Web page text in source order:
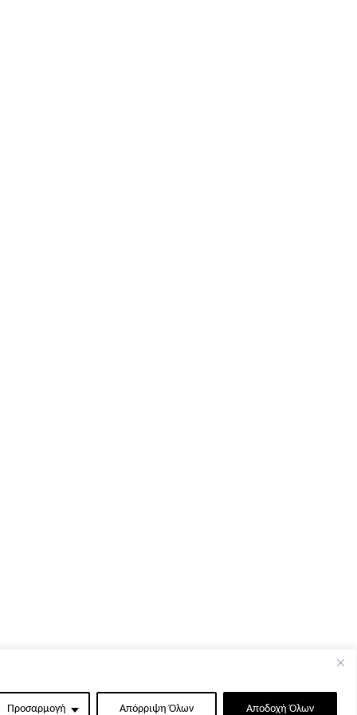
Προσαρμογή Απόρριψη Όλων Αποδοχή Όλων